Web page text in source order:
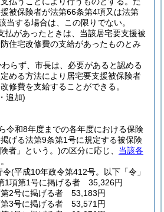
被保険者が法第66条第4項又は法第
当する場合は、この限りでない。
払があったときは、当該居宅要支援被
住宅改修費の支給があったものとみ
らず、市長は、必要があると認める
める方法により居宅要支援被保険者
修費を支給することができる。
追加)
令和8年度までの各年度における保険
げる法第9条第1号に規定する被保険
者」という。)の区分に応じ、 当該各
令(平成10年政令第412号。以下「令」
1項第1号に掲げる者 35,326円
2号に掲げる者 53,183円
3号に掲げる者 53,571円